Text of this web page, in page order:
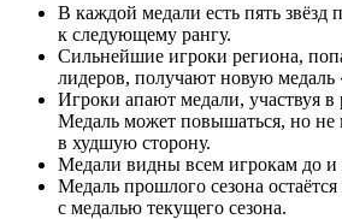
В каждой медали есть пять звёзд
к следующему рангу.
Сильнейшие игроки региона,
лидеров, получают новую медаль
Игроки апают медали, участвуя в
Медаль может повышаться, но не
в худшую сторону.
Медали видны всем игрокам до и
Медаль прошлого сезона
с медалью текущего сезона.